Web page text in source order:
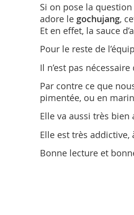
Si on pose la
adore le gochujang,
Et en effet, la sauce
Pour le reste de
Il n’est pas
Par contre ce que
pimentée, ou en
Elle va aussi très
Elle est très
Bonne lecture et